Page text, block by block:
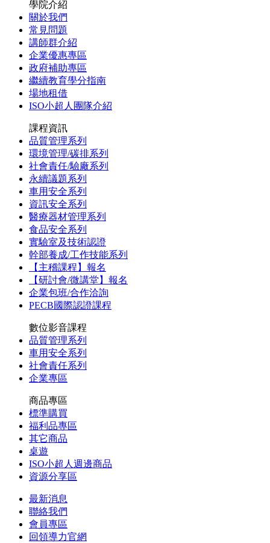
學院介紹
關於我們
常見問題
講師群介紹
企業優惠專區
政府補助專區
繼續教育學分指南
場地租借
ISO小超人團隊介紹
課程資訊
品質管理系列
環境管理/碳排系列
社會責任/驗廠系列
永續議題系列
車用安全系列
資訊安全系列
醫療器材管理系列
食品安全系列
實驗室及技術認證
幹部養成/工作技能系列
【主稽課程】報名
【研討會/微講堂】報名
企業包班/合作洽詢
PECB國際認證課程
數位影音課程
品質管理系列
車用安全系列
社會責任系列
企業專區
商品專區
標準購買
福利品專區
其它商品
桌遊
ISO小超人週邊商品
資源分享區
最新消息
聯絡我們
會員專區
回領導力官網